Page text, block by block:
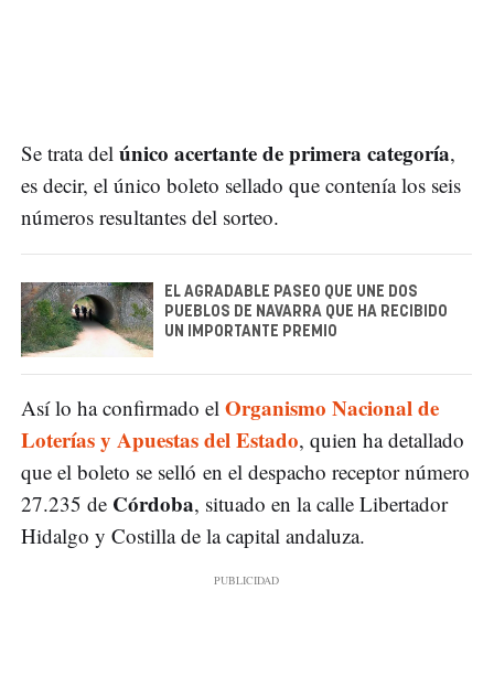
Se trata del único acertante de primera categoría,
es decir, el único boleto sellado que contenía los seis
números resultantes del sorteo.
EL AGRADABLE PASEO QUE UNE DOS
PUEBLOS DE NAVARRA QUE HA RECIBIDO
UN IMPORTANTE PREMIO
Así lo ha confirmado el Organismo Nacional de
Loterías y Apuestas del Estado, quien ha detallado
que el boleto se selló en el despacho receptor número
27.235 de Córdoba, situado en la calle Libertador
Hidalgo y Costilla de la capital andaluza.